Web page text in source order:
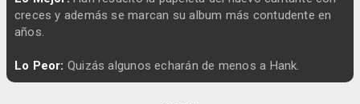
creces y además se marcan su album más contudente en
años.
Lo Peor: Quizás algunos echarán de menos a Hank.